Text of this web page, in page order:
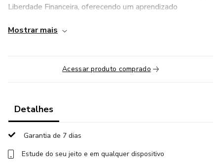
Liberdade Financeira, oferecendo um aprendizado
se posicionar com confiança.
O curso é ideal tanto para mulheres que querem
compreender seus direitos e tomar decisões mais
informadas quanto para advogadas que desejam se
Mostrar mais
Acessar produto comprado
Detalhes
Garantia de 7 dias
Estude do seu jeito e em qualquer dispositivo